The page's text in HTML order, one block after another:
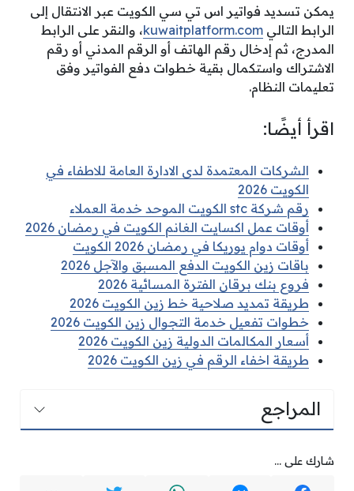
يمكن تسديد فواتير اس تي سي الكويت عبر الانتقال إلى
الرابط التالي kuwaitplatform.com، والنقر على الرابط
المدرج، ثم إدخال رقم الهاتف أو الرقم المدني أو رقم
الاشتراك واستكمال بقية خطوات دفع الفواتير وفق
تعليمات النظام.
اقرأ أيضًا:
الشركات المعتمدة لدى الادارة العامة للاطفاء في
الكويت 2026
رقم شركة stc الكويت الموحد خدمة العملاء
أوقات عمل اكسايت الغانم الكويت في رمضان 2026
أوقات دوام يوريكا في رمضان 2026 الكويت
باقات زين الكويت الدفع المسبق والآجل 2026
فروع بنك برقان الفترة المسائية 2026
طريقة تمديد صلاحية خط زين الكويت 2026
خطوات تفعيل خدمة التجوال زين الكويت 2026
أسعار المكالمات الدولية زين الكويت 2026
طريقة اخفاء الرقم في زين الكويت 2026
المراجع
شارك على ...